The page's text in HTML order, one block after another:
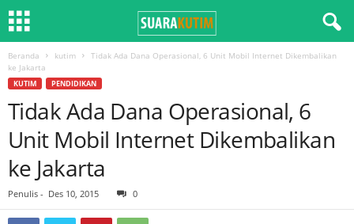
Beranda kutim
Tidak Ada Dana Operasional, 6 Unit Mobil Internet Dikembalikan
ke Jakarta
KUTIM PENDIDIKAN
Tidak Ada Dana Operasional, 6
Unit Mobil Internet Dikembalikan
ke Jakarta
Penulis - Des 10, 2015 0